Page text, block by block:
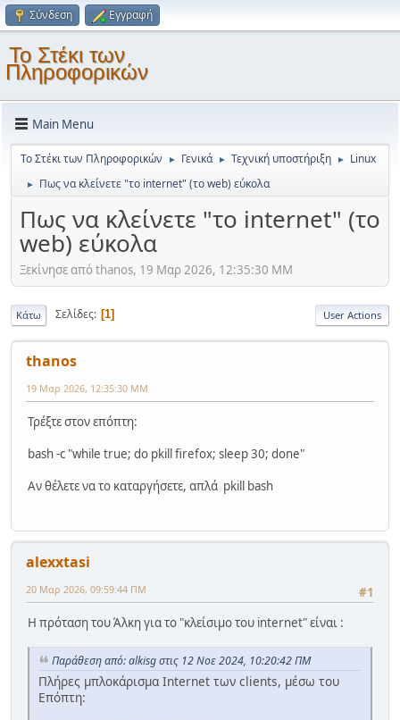
Σύνδεση Εγγραφή
Το Στέκι των
Πληροφορικών
Main Menu
Το Στέκι των Πληροφορικών ► Γενικά ► Τεχνική υποστήριξη ► Linux
► Πως να κλείνετε "το internet" (το web) εύκολα
Πως να κλείνετε "το internet" (το
web) εύκολα
Ξεκίνησε από thanos, 19 Μαρ 2026, 12:35:30 ΜΜ
Κάτω Σελίδες 1 User Actions
thanos
19 Μαρ 2026, 12:35:30 ΜΜ
Τρέξτε στον επόπτη:
bash -c "while true; do pkill firefox; sleep 30; done"
Αν θέλετε να το καταργήσετε, απλά pkill bash
alexxtasi
#1
20 Μαρ 2026, 09:59:44 ΠΜ
Η πρόταση του Άλκη για το "κλείσιμο του internet" είναι :
Παράθεση από: alkisg στις 12 Νοε 2024, 10:20:42 ΠΜ
Πλήρες μπλοκάρισμα Internet των clients, μέσω του
Επόπτη: